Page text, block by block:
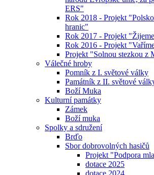
ERS"
Rok 2018 - Projekt
hranic"
Rok 2017 - Projekt
Rok 2016 - Projekt
Projekt "Solnou stezkou z
Válečné hroby
Pomník z I. světové války
Památník z II. světové
Boží Muka
Kulturní památky
Zámek
Boží muka
Spolky a sdružení
Brďo
Sbor dobrovolných hasičů
Projekt "Podpora
dotace 2025
dotace 2024